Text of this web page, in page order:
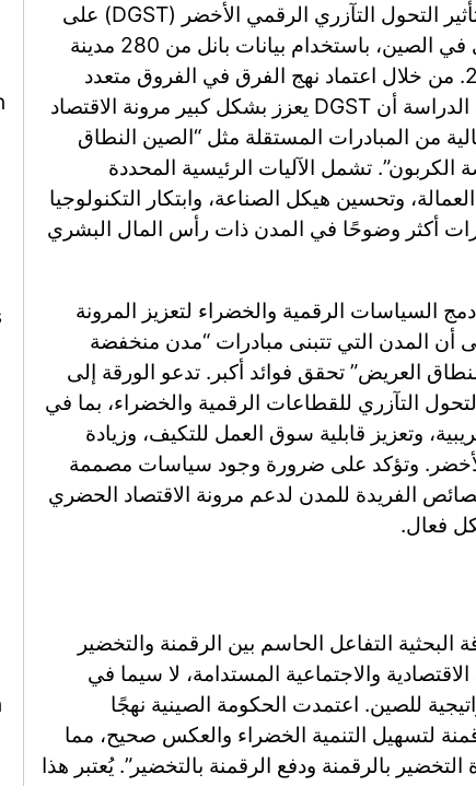
تبحث ورقة البحث في تأثير التحول التآزري الرقمي الأخضر (DGST) على
مرونة الاقتصاد الحضري في الصين، باستخدام بيانات بانل من 280 مدينة
بين عامي 2008 و2021. من خلال اعتماد نهج الفرق في الفروق متعدد
الفترات (DID)، تكشف الدراسة أن DGST يعزز بشكل كبير مرونة الاقتصاد
من المبادرات المستقلة مثل “الصين النطاق
تشمل الآليات الرئيسية المحددة
وتحسين هيكل الصناعة، وابتكار التكنولوجيا
أكثر وضوحًا في المدن ذات رأس المال البشري
السياسات الرقمية والخضراء لتعزيز المرونة
أن المدن التي تتبنى مبادرات “مدن منخفضة
العريض” تحقق فوائد أكبر. تدعو الورقة إلى
التآزري للقطاعات الرقمية والخضراء، بما في
وتعزيز قابلية سوق العمل للتكيف، وزيادة
الأخضر. وتؤكد على ضرورة وجود سياسات مصممة
الفريدة للمدن لدعم مرونة الاقتصاد الحضري
فعال.
البحثية التفاعل الحاسم بين الرقمنة والتخضير
والاجتماعية المستدامة، لا سيما في
للصين. اعتمدت الحكومة الصينية نهجًا
لتسهيل التنمية الخضراء والعكس صحيح، مما
بالرقمنة ودفع الرقمنة بالتخضير”. يُعتبر هذا